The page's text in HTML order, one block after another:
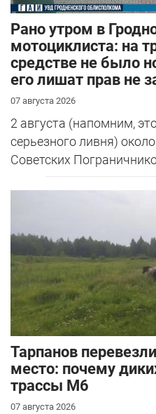
Рано утром в
мотоциклиста: на
средстве не было
его лишат прав не
07 августа 2026
2 августа (напомним,
серьезного ливня)
Советских
Тарпанов
место: почему
трассы М6
07 августа 2026